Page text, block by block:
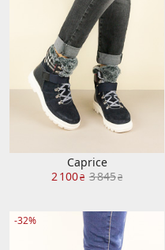
Caprice
2 100₴ 3 845₴
-32%